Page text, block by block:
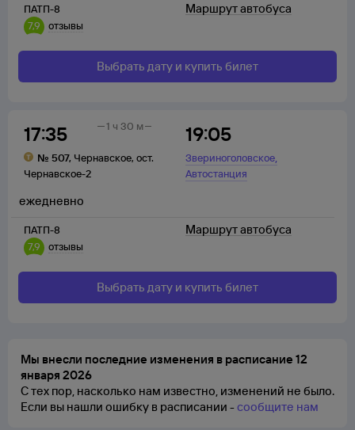
ПАТП-8
7,9
отзывы
Маршрут автобуса
Выбрать дату и купить билет
17:35
№ 507, Чернавское, ост.
Чернавское-2
19:05
Звериноголовское,
Автостанция
1 ч 30 м
ПАТП-8
7,9
отзывы
ежедневно
Маршрут автобуса
Выбрать дату и купить билет
Мы внесли последние изменения в расписание 12
января 2026
С тех пор, насколько нам известно, изменений не было.
Если вы нашли ошибку в расписании -сообщите нам